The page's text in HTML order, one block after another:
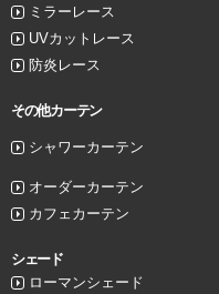
ミラーレース
UVカットレース
防炎レース
その他カーテン
シャワーカーテン
オーダーカーテン
カフェカーテン
シェード
ローマンシェード